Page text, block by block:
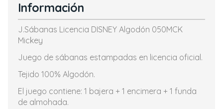
Información
J.Sábanas Licencia DISNEY Algodón 050MCK
Mickey
Juego de sábanas estampadas en licencia oficial.
Tejido 100% Algodón.
El juego contiene: 1 bajera + 1 encimera + 1 funda
de almohada.